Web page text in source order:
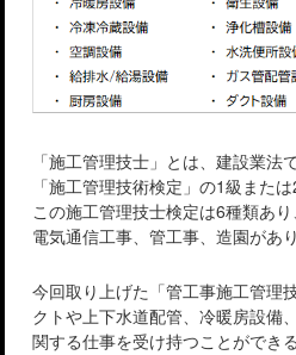
「施工管理技士」とは、建設業法
「施工管理技術検定」の1級また
この施工管理技士検定は6種類あり
電気通信工事、管工事、造園があり
今回取り上げた「管工事施工管理
クトや上下水道配管、冷暖房設備
関する仕事を受け持つことができ